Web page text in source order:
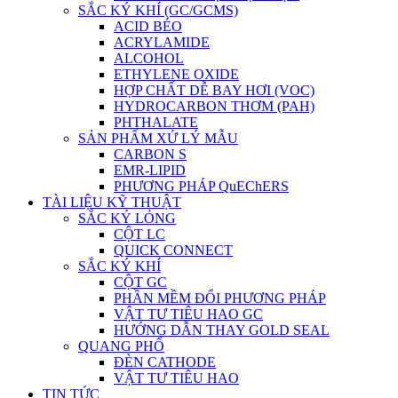
SẮC KÝ KHÍ (GC/GCMS)
ACID BÉO
ACRYLAMIDE
ALCOHOL
ETHYLENE OXIDE
HỢP CHẤT DỄ BAY HƠI (VOC)
HYDROCARBON THƠM (PAH)
PHTHALATE
SẢN PHẨM XỬ LÝ MẪU
CARBON S
EMR-LIPID
PHƯƠNG PHÁP QuEChERS
TÀI LIỆU KỸ THUẬT
SẮC KÝ LỎNG
CỘT LC
QUICK CONNECT
SẮC KÝ KHÍ
CỘT GC
PHẦN MỀM ĐỔI PHƯƠNG PHÁP
VẬT TƯ TIÊU HAO GC
HƯỚNG DẪN THAY GOLD SEAL
QUANG PHỔ
ĐÈN CATHODE
VẬT TƯ TIÊU HAO
TIN TỨC